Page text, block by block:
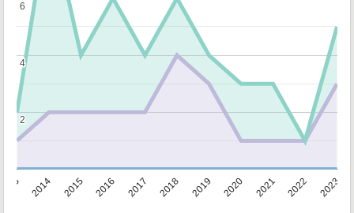
2014 2015 2016 2017 2018 2019 2020 2021 2022 2023
2
2
4
4
6
6